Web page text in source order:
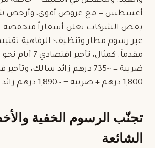
أغسطس — مع عروض أقوى، وأرخص
بعض الشركات تعلن أسعاراً منخفضة
عبر رسوم مطار وتنظيف؛ الرفاهية
1,800 درهم + ضريبة = ~1,890 درهم زائد سالك.
تجنّب الرسوم الخفية
الشائعة